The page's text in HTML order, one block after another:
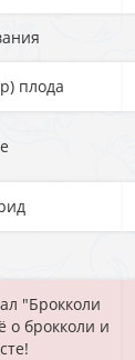
плода
"Брокколи
о брокколи и